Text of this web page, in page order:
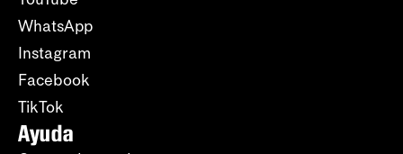
WhatsApp
Instagram
Facebook
TikTok
Ayuda